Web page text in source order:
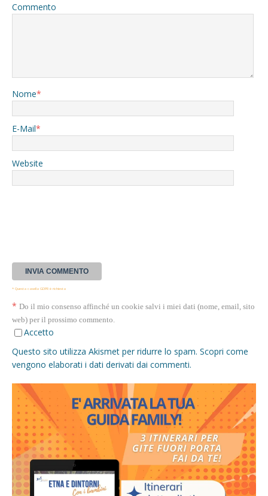
Commento
Nome*
E-Mail*
Website
* Questa casella GDPR è richiesta
* Do il mio consenso affinché un cookie salvi i miei dati (nome, email, sito
web) per il prossimo commento.
Accetto
Questo sito utilizza Akismet per ridurre lo spam. Scopri come
vengono elaborati i dati derivati dai commenti.